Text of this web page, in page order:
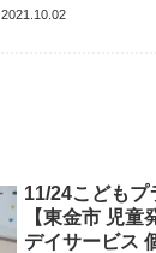
2021.10.02
11/24こどもプ
【東金市 児童
デイサービス